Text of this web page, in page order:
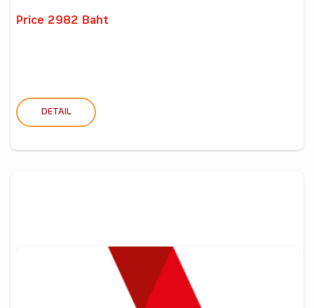
Price 2982 Baht
DETAIL